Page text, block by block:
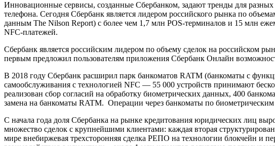
Инновационные сервисы, созданные Сбербанком, задают тренды для
телефона. Сегодня Сбербанк является лидером российского рынка по
данным The Nilson Report) с более чем 1,7 млн POS-терминалов и 15 млн
NFC-платежей.
Сбербанк является российским лидером по объему сделок на российском
первым предложил пользователям приложения Сбербанк Онлайн
В 2018 году Сбербанк расширил парк банкоматов RATM (банкоматы с
самообслуживания с технологией NFC — 55 000 устройств принимают
реализован сбор согласий на обработку биометрических данных, 400
замена на банкоматы RATM. Операции через банкоматы по
С начала года доля Сбербанка на рынке кредитования юридических лиц
множество сделок с крупнейшими клиентами: каждая вторая
мире внебиржевая трехсторонняя сделка РЕПО на технологии блокчейн и